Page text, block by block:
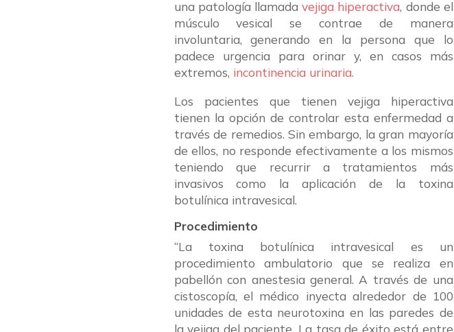
una patología llamadavejiga hiperactiva, donde el
músculo vesical se contrae de manera
involuntaria, generando en la persona que lo
padece urgencia para orinar y, en casos más
extremos, incontinencia urinaria.
Los pacientes que tienen vejiga hiperactiva
tienen la opción de controlar esta enfermedad a
través de remedios. Sin embargo, la gran mayoría
de ellos, no responde efectivamente a los mismos
teniendo que recurrir a tratamientos más
invasivos como la aplicación de la toxina
botulínica intravesical.
Procedimiento
“La toxina botulínica intravesical es un
procedimiento ambulatorio que se realiza en
pabellón con anestesia general. A través de una
cistoscopía, el médico inyecta alrededor de 100
unidades de esta neurotoxina en las paredes de
la vejiga del paciente. La tasa de éxito está entre